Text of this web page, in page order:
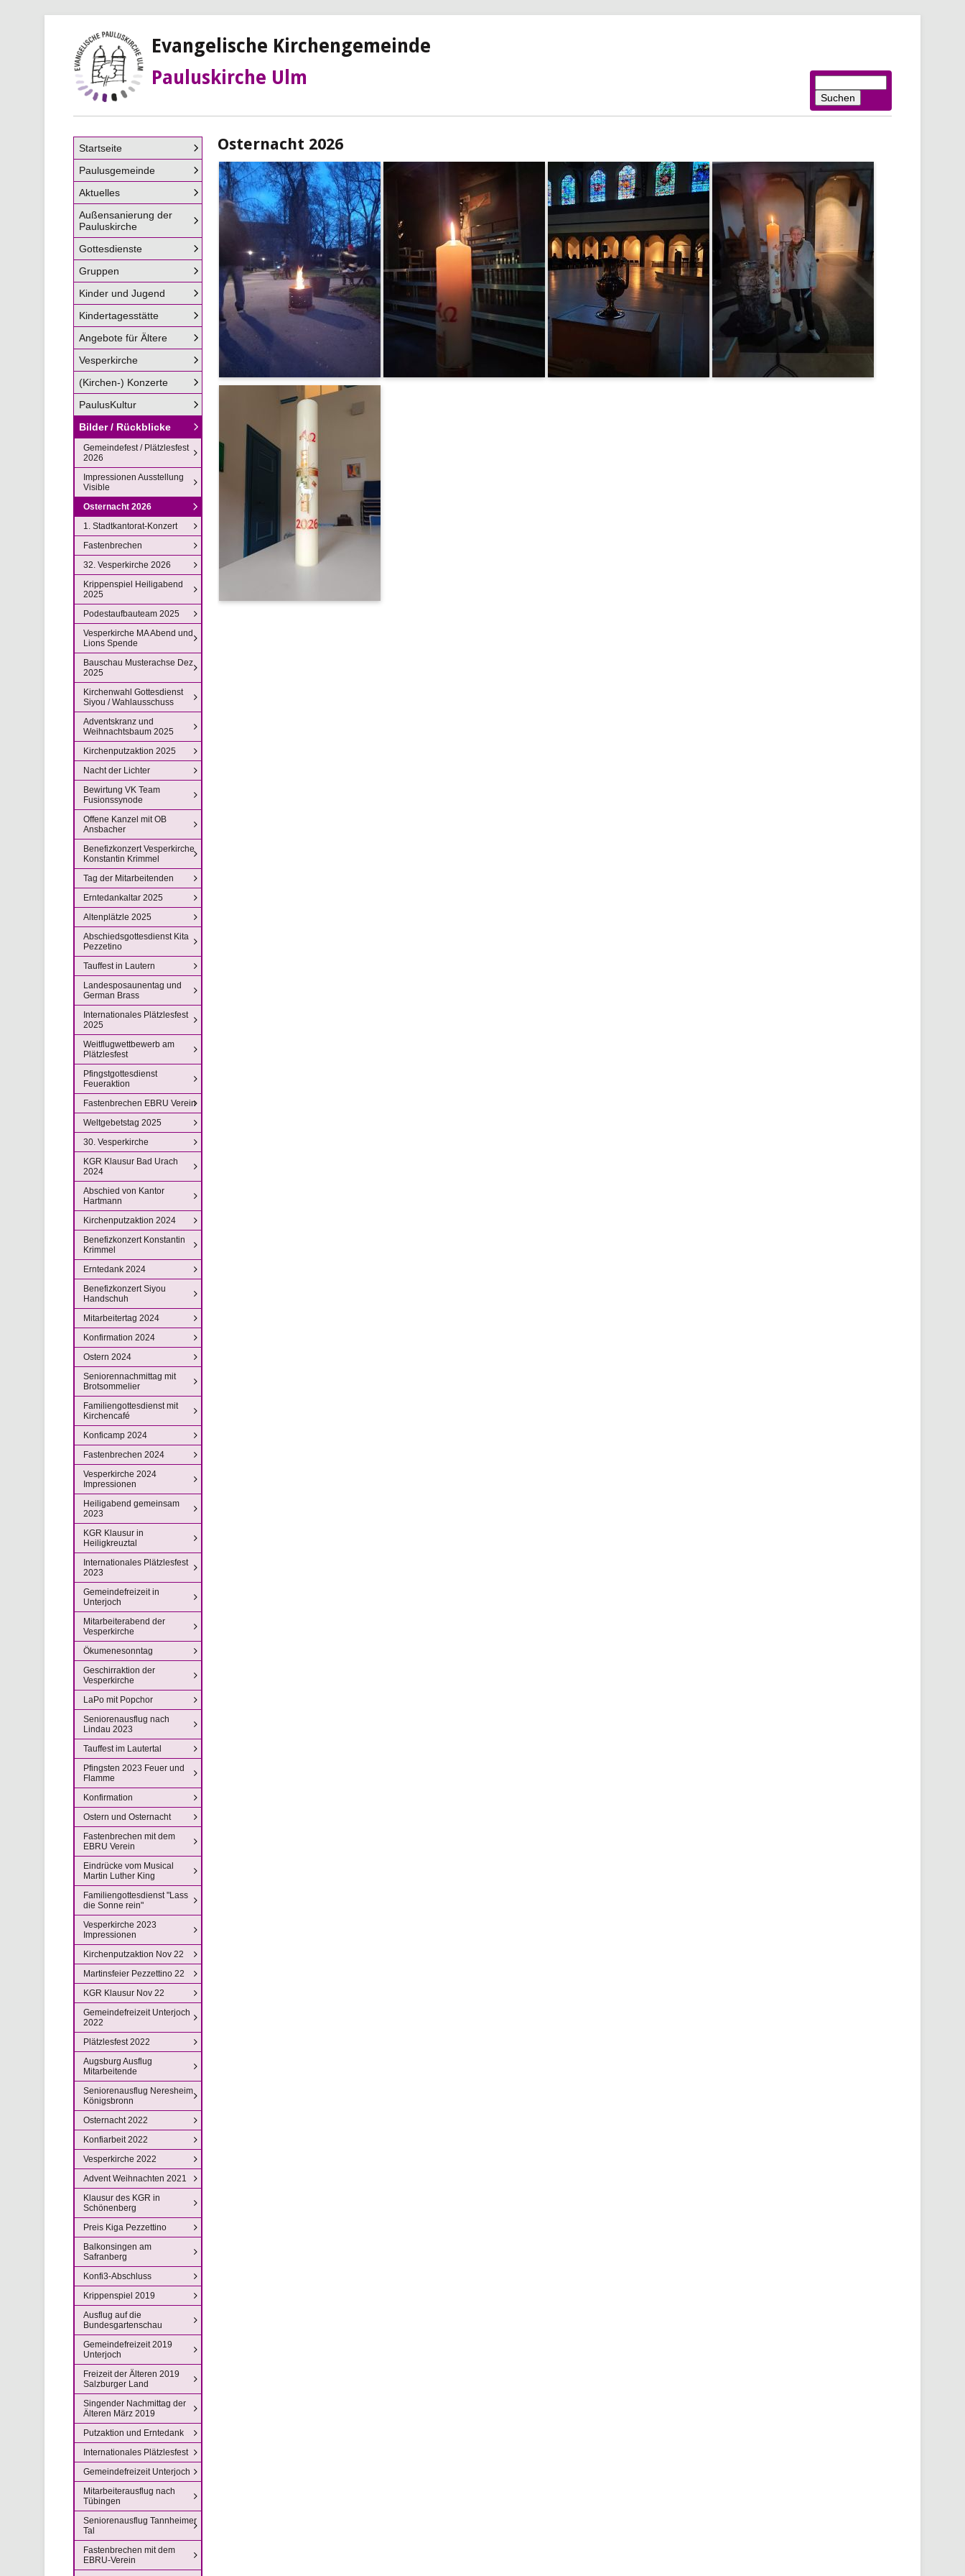
Evangelische Kirchengemeinde
Pauluskirche Ulm
Suchen
Osternacht 2026
Navigation
überspringen
Startseite
Paulusgemeinde
Aktuelles
Außensanierung der
Pauluskirche
Gottesdienste
Gruppen
Kinder und Jugend
Kindertagesstätte
Angebote für Ältere
Vesperkirche
(Kirchen-) Konzerte
PaulusKultur
Bilder / Rückblicke
Gemeindefest / Plätzlesfest
2026
Impressionen Ausstellung
Visible
Osternacht 2026
1. Stadtkantorat-Konzert
Fastenbrechen
32. Vesperkirche 2026
Krippenspiel Heiligabend
2025
Podestaufbauteam 2025
Vesperkirche MA Abend und
Lions Spende
Bauschau Musterachse Dez
2025
Kirchenwahl Gottesdienst
Siyou / Wahlausschuss
Adventskranz und
Weihnachtsbaum 2025
Kirchenputzaktion 2025
Nacht der Lichter
Bewirtung VK Team
Fusionssynode
Offene Kanzel mit OB
Ansbacher
Benefizkonzert Vesperkirche
Konstantin Krimmel
Tag der Mitarbeitenden
Erntedankaltar 2025
Altenplätzle 2025
Abschiedsgottesdienst Kita
Pezzetino
Tauffest in Lautern
Landesposaunentag und
German Brass
Internationales Plätzlesfest
2025
Weitflugwettbewerb am
Plätzlesfest
Pfingstgottesdienst
Feueraktion
Fastenbrechen EBRU Verein
Weltgebetstag 2025
30. Vesperkirche
KGR Klausur Bad Urach
2024
Abschied von Kantor
Hartmann
Kirchenputzaktion 2024
Benefizkonzert Konstantin
Krimmel
Erntedank 2024
Benefizkonzert Siyou
Handschuh
Mitarbeitertag 2024
Konfirmation 2024
Ostern 2024
Seniorennachmittag mit
Brotsommelier
Familiengottesdienst mit
Kirchencafé
Konficamp 2024
Fastenbrechen 2024
Vesperkirche 2024
Impressionen
Heiligabend gemeinsam
2023
KGR Klausur in
Heiligkreuztal
Internationales Plätzlesfest
2023
Gemeindefreizeit in
Unterjoch
Mitarbeiterabend der
Vesperkirche
Ökumenesonntag
Geschirraktion der
Vesperkirche
LaPo mit Popchor
Seniorenausflug nach
Lindau 2023
Tauffest im Lautertal
Pfingsten 2023 Feuer und
Flamme
Konfirmation
Ostern und Osternacht
Fastenbrechen mit dem
EBRU Verein
Eindrücke vom Musical
Martin Luther King
Familiengottesdienst "Lass
die Sonne rein"
Vesperkirche 2023
Impressionen
Kirchenputzaktion Nov 22
Martinsfeier Pezzettino 22
KGR Klausur Nov 22
Gemeindefreizeit Unterjoch
2022
Plätzlesfest 2022
Augsburg Ausflug
Mitarbeitende
Seniorenausflug Neresheim
Königsbronn
Osternacht 2022
Konfiarbeit 2022
Vesperkirche 2022
Advent Weihnachten 2021
Klausur des KGR in
Schönenberg
Preis Kiga Pezzettino
Balkonsingen am
Safranberg
Konfi3-Abschluss
Krippenspiel 2019
Ausflug auf die
Bundesgartenschau
Gemeindefreizeit 2019
Unterjoch
Freizeit der Älteren 2019
Salzburger Land
Singender Nachmittag der
Älteren März 2019
Putzaktion und Erntedank
Internationales Plätzlesfest
Gemeindefreizeit Unterjoch
Mitarbeiterausflug nach
Tübingen
Seniorenausflug Tannheimer
Tal
Fastenbrechen mit dem
EBRU-Verein